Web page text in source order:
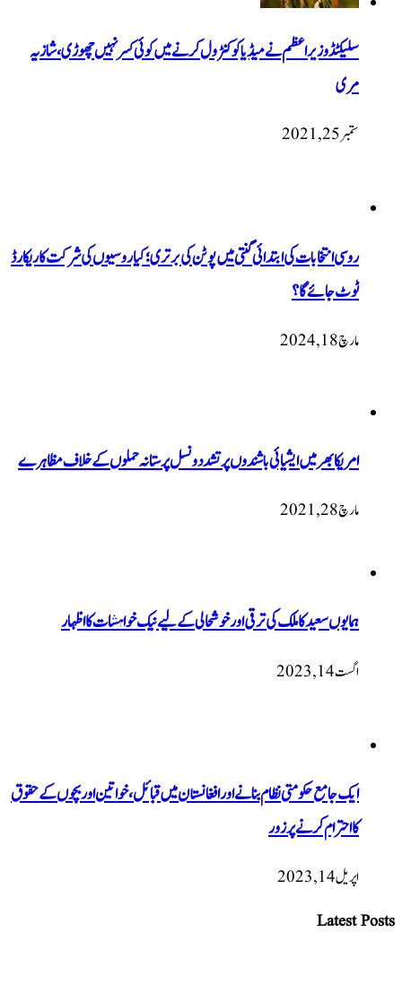
سلیکٹڈ وزیراعظم نے میڈیا کو کنٹرول کرنے میں کوئی کسر نہیں چھوڑی، شازیہ
مری
ستمبر 25, 2021
روسی انتخابات کی ابتدائی گنتی میں پوٹن کی برتری؛ کیا روسیوں کی شرکت کا ریکارڈ
ٹوٹ جائے گا؟
مارچ 18, 2024
امریکا بھر میں ایشیائی باشندوں پر تشدد و نسل پرستانہ حملوں کے خلاف مظاہرے
مارچ 28, 2021
ہمایوں سعید کا ملک کی ترقی اور خوشحالی کے لیے نیک خواہشات کا اظہار
اگست 14, 2023
ایک جامع حکومتی نظام بنانے اور افغانستان میں قبائل، خواتین اور بچوں کے حقوق
کا احترام کرنے پر زور
اپریل 14, 2023
Latest Posts